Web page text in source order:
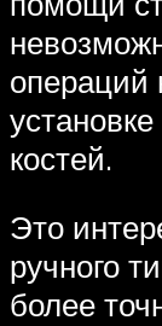
операций
костей.
Это
ручного
более